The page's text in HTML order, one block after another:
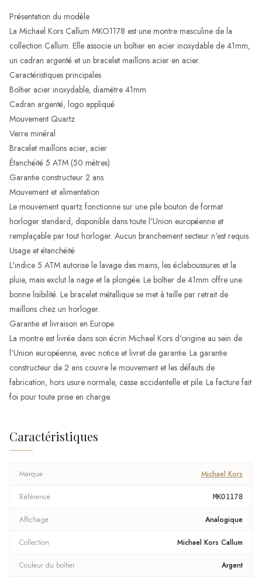
Présentation du modèle
La Michael Kors Callum MKO1178 est une montre masculine de la
collection Callum. Elle associe un boîtier en acier inoxydable de 41mm,
un cadran argenté et un bracelet maillons acier en acier.
Caractéristiques principales
Boîtier acier inoxydable, diamètre 41mm
Cadran argenté, logo appliqué
Mouvement Quartz
Verre minéral
Bracelet maillons acier, acier
Étanchéité 5 ATM (50 mètres)
Garantie constructeur 2 ans
Mouvement et alimentation
Le mouvement quartz fonctionne sur une pile bouton de format
horloger standard, disponible dans toute l'Union européenne et
remplaçable par tout horloger. Aucun branchement secteur n'est requis.
Usage et étanchéité
L'indice 5 ATM autorise le lavage des mains, les éclaboussures et la
pluie, mais exclut la nage et la plongée. Le boîtier de 41mm offre une
bonne lisibilité. Le bracelet métallique se met à taille par retrait de
maillons chez un horloger.
Garantie et livraison en Europe
La montre est livrée dans son écrin Michael Kors d'origine au sein de
l'Union européenne, avec notice et livret de garantie. La garantie
constructeur de 2 ans couvre le mouvement et les défauts de
fabrication, hors usure normale, casse accidentelle et pile. La facture fait
foi pour toute prise en charge.
Caractéristiques
Marque Michael Kors
Référence MKO1178
Affichage Analogique
Collection Michael Kors Callum
Couleur du boîtier Argent